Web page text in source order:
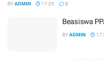
BYADMIN 17:20 2
Beasiswa
BYADMIN